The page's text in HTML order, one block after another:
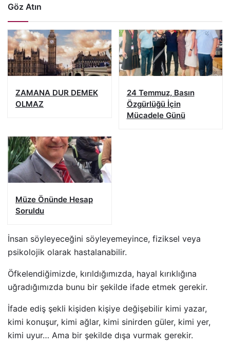
Göz Atın
ZAMANA DUR DEMEK
OLMAZ
24 Temmuz, Basın
Özgürlüğü İçin
Mücadele Günü
Müze Önünde Hesap
Soruldu
İnsan söyleyeceğini söyleyemeyince, fiziksel veya
psikolojik olarak hastalanabilir.
Öfkelendiğimizde, kırıldığımızda, hayal kırıklığına
uğradığımızda bunu bir şekilde ifade etmek gerekir.
İfade ediş şekli kişiden kişiye değişebilir kimi yazar,
kimi konuşur, kimi ağlar, kimi sinirden güler, kimi yer,
kimi uyur… Ama bir şekilde dışa vurmak gerekir.